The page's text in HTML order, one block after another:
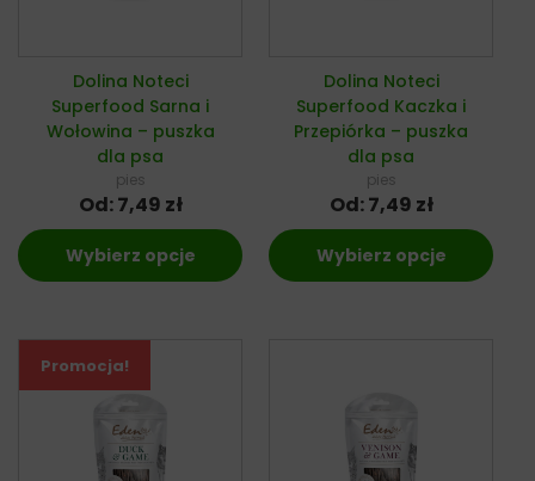
Dolina Noteci
Superfood Sarna i
Wołowina – puszka
dla psa
pies
Od:7,49 zł
Wybierz opcje
Dolina Noteci
Superfood Kaczka i
Przepiórka – puszka
dla psa
pies
Od:7,49 zł
Wybierz opcje
Promocja!